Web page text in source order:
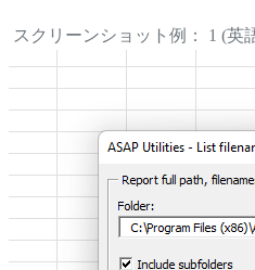
スクリーンショット例： 1 (英